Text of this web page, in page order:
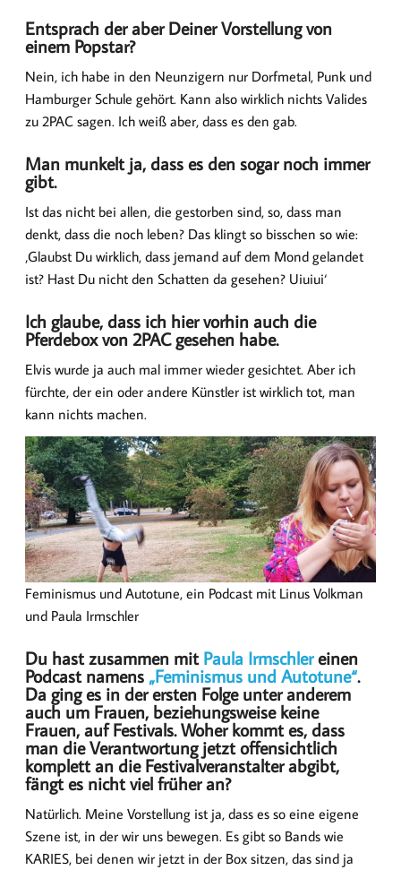
Entsprach der aber Deiner Vorstellung von
einem Popstar?
Nein, ich habe in den Neunzigern nur Dorfmetal, Punk und
Hamburger Schule gehört. Kann also wirklich nichts Valides
zu 2PAC sagen. Ich weiß aber, dass es den gab.
Man munkelt ja, dass es den sogar noch immer
gibt.
Ist das nicht bei allen, die gestorben sind, so, dass man
denkt, dass die noch leben? Das klingt so bisschen so wie:
‚Glaubst Du wirklich, dass jemand auf dem Mond gelandet
ist? Hast Du nicht den Schatten da gesehen? Uiuiui‘
Ich glaube, dass ich hier vorhin auch die
Pferdebox von 2PAC gesehen habe.
Elvis wurde ja auch mal immer wieder gesichtet. Aber ich
fürchte, der ein oder andere Künstler ist wirklich tot, man
kann nichts machen.
Feminismus und Autotune, ein Podcast mit Linus Volkman
und Paula Irmschler
Du hast zusammen mit Paula Irmschlereinen
Podcast namens „Feminismus und Autotune“.
Da ging es in der ersten Folge unter anderem
auch um Frauen, beziehungsweise keine
Frauen, auf Festivals. Woher kommt es, dass
man die Verantwortung jetzt offensichtlich
komplett an die Festivalveranstalter abgibt,
fängt es nicht viel früher an?
Natürlich. Meine Vorstellung ist ja, dass es so eine eigene
Szene ist, in der wir uns bewegen. Es gibt so Bands wie
KARIES, bei denen wir jetzt in der Box sitzen, das sind ja